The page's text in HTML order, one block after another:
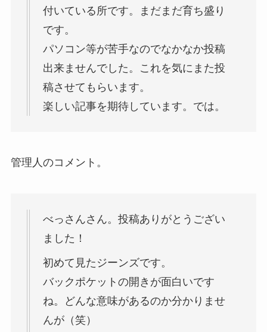
付いている所です。まだまだ育ち盛り
です。
パソコン等が苦手なのでなかなか投稿
出来ませんでした。これを気にまた投
稿させてもらいます。
楽しい記事を期待しています。では。
管理人のコメント。
べっさんさん。投稿ありがとうござい
ました！
初めて見たジーンズです。
バックポケットの開きが面白いです
ね。どんな意味があるのか分かりませ
んが（笑）